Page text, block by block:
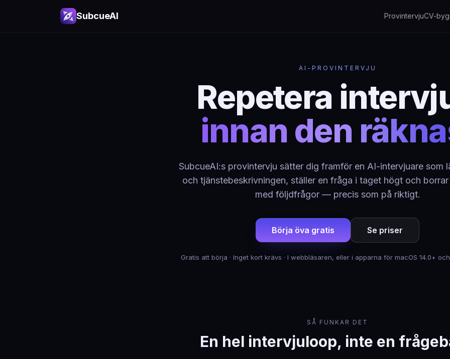
SubcueAI ProvintervjuCV-
AI-PROVINTERVJU
Repetera
innan den
SubcueAI:s provintervju sätter dig framför en AI-intervjuare som
och tjänstebeskrivningen, ställer en fråga i taget högt och
med följdfrågor — precis som på riktigt.
Börja öva gratis Se priser
Gratis att börja · Inget kort krävs · I webbläsaren, eller i apparna för macOS 14.0+
SÅ FUNKAR DET
En hel intervjuloop, inte en